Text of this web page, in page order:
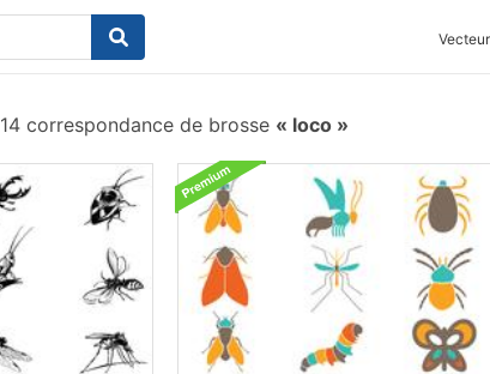
14 correspondance de brosse loco